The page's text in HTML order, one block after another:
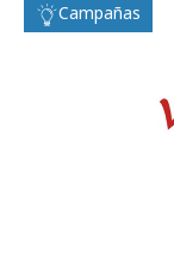
Campañas